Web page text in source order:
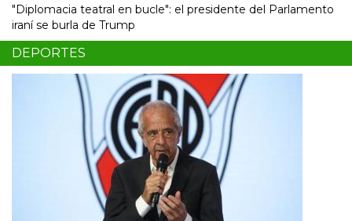
"Diplomacia teatral en bucle": el presidente del Parlamento
iraní se burla de Trump
DEPORTES